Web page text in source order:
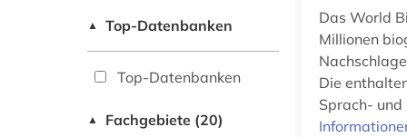
▲ Top-Datenbanken
Top-Datenbanken
▲ Fachgebiete (20)
Das World
Millionen
Die
Sprach-